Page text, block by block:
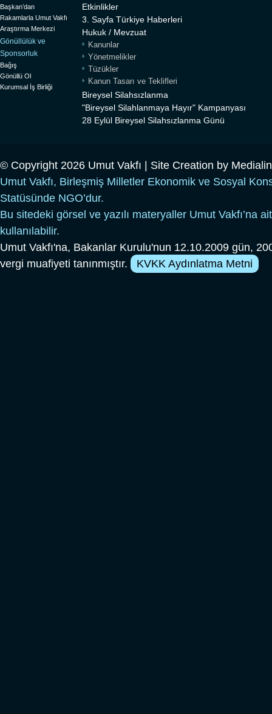
Başkan’dan
Rakamlarla Umut Vakfı
Araştırma Merkezi
Gönüllülük ve
Sponsorluk
Bağış
Gönüllü Ol
Kurumsal İş Birliği
Etkinlikler
3. Sayfa Türkiye Haberleri
Hukuk / Mevzuat
Kanunlar
Yönetmelikler
Tüzükler
Kanun Tasarı ve Teklifleri
Bireysel Silahsızlanma
"Bireysel Silahlanmaya Hayır" Kampanyası
28 Eylül Bireysel Silahsızlanma Günü
© Copyright 2026 Umut Vakfı | Site Creation by
Umut Vakfı, Birleşmiş Milletler Ekonomik ve Sosyal
Statüsünde NGO’dur.
Bu sitedeki görsel ve yazılı materyaller Umut Vakfı’na
kullanılabilir.
Umut Vakfı'na, Bakanlar Kurulu'nun 12.10.2009 gün,
vergi muafiyeti tanınmıştır.
KVKK Aydınlatma Metni